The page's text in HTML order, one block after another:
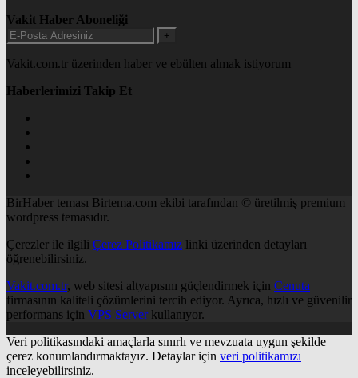
Vakit Haber Aboneliği
+
Vakit.com.tr üzerinden haber ve ebülten almak istiyorum
Haberlerimizi Takip Et
BirHaber teması Birtema.com ekibi tarafından © üretilmiş premium
wordpress temasıdır.
Çerezler ile ilgili Çerez Politikamız linki üzerinden detayları
öğrenebilirsiniz.
Vakit.com.tr, web sitesi altyapısını güçlendirmek için Cenuta
firmasının kaliteli çözümlerini tercih ediyor. Ayrıca, hızlı ve güvenilir
performans için VPS Serverkullanıyor.
Veri politikasındaki amaçlarla sınırlı ve mevzuata uygun şekilde
çerez konumlandırmaktayız. Detaylar için veri politikamızı
inceleyebilirsiniz.